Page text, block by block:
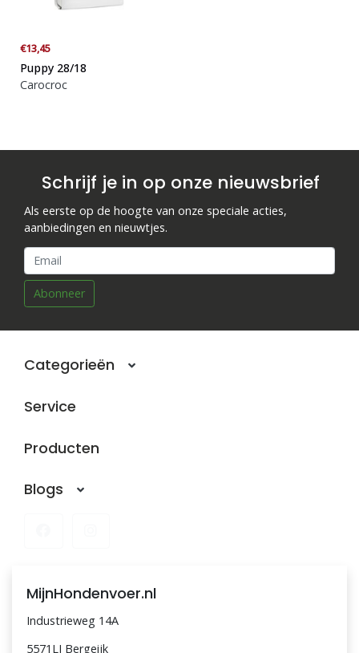
€13,45
Puppy 28/18
Carocroc
Schrijf je in op onze nieuwsbrief
Als eerste op de hoogte van onze speciale acties,
aanbiedingen en nieuwtjes.
Abonneer
Categorieën
Service
Producten
Blogs
MijnHondenvoer.nl
Industrieweg 14A
5571LJ Bergeijk